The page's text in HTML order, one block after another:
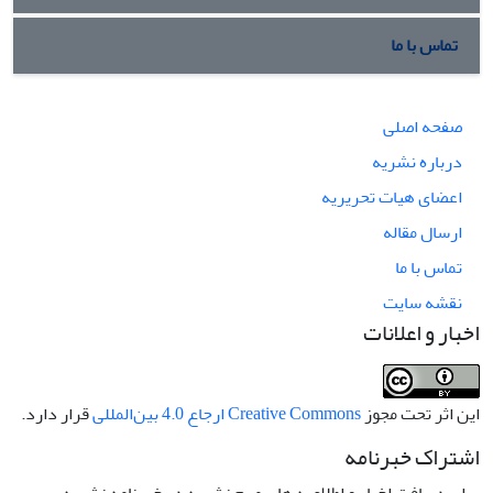
تماس با ما
صفحه اصلی
درباره نشریه
اعضای هیات تحریریه
ارسال مقاله
تماس با ما
نقشه سایت
اخبار و اعلانات
این اثر تحت مجوزCreative Commons ارجاع 4.0 بین‌المللی قرار دارد.
اشتراک خبرنامه